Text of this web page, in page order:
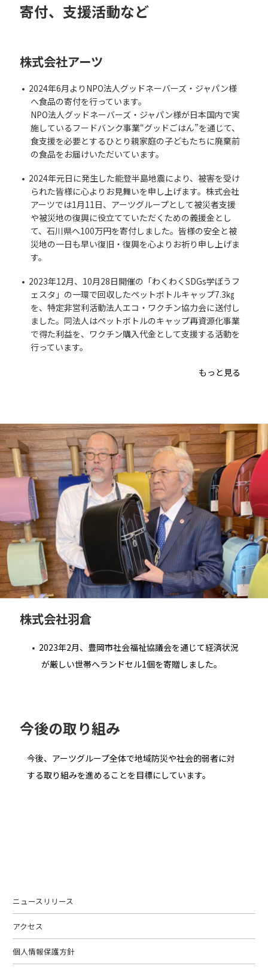
寄付、支援活動など
株式会社アーツ
2024年6⽉よりNPO法⼈グッドネーバーズ・ジャパン様
へ⾷品の寄付を⾏っています。
NPO法⼈グッドネーバーズ・ジャパン様が⽇本国内で実
施しているフードバンク事業“グッドごはん”を通じて、
⾷⽀援を必要とするひとり親家庭の⼦どもたちに廃棄前
の⾷品をお届けいただいています。
2024年元日に発生した能登半島地震により、被害を受け
られた皆様に心よりお見舞いを申し上げます。株式会社
アーツでは1月11日、アーツグループとして被災者支援
や被災地の復興に役立てていただくための義援金とし
て、石川県へ100万円を寄付しました。皆様の安全と被
災地の一日も早い復旧・復興を心よりお祈り申し上げま
す。
2023年12月、10月28日開催の「わくわくSDGs学ぼうフ
ェスタ」の一環で回収したペットボトルキャップ7.3㎏
を、特定非営利活動法人エコ・ワクチン協力会に送付し
ました。同法人はペットボトルのキャップ再資源化事業
で得た利益を、ワクチン購入代金として支援する活動を
行っています。
もっと見る
株式会社羽倉
2023年2月、豊岡市社会福祉協議会を通じて経済状況
が厳しい世帯へランドセル1個を寄贈しました。
今後の取り組み
今後、アーツグループ全体で地域防災や社会的弱者に対
する取り組みを進めることを目標にしています。
ニュースリリース
アクセス
個人情報保護方針